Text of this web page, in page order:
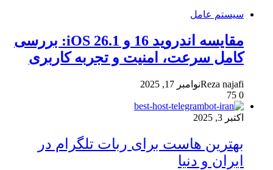
سیستم عامل
مقایسه اندروید 16 و iOS 26.1: بررسی
کامل سرعت، امنیت و تجربه کاربری
Reza najafiنوامبر 17, 2025
0
اکتبر 3, 2025
بهترین هاست برای ربات تلگرام در
ایران و دنیا